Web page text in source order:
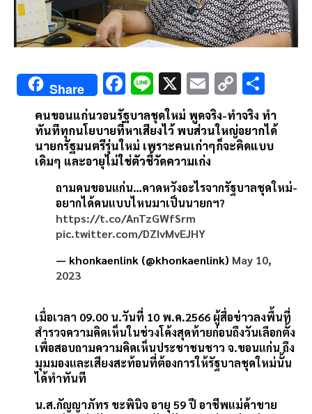
Share F
ac
e
b
o
o
k
Li
n
e
X E
m
ai
l
C
o
py
Li
k
h
ar
e
คนขอนแก่นวอนรัฐบาลชุดใหม่ พูดจริง-ทำจริง ทำ
ทันทีทุกนโยบายที่หาเสียงไว้ พบส่วนใหญ่อยากได้
นายกรัฐมนตรีรุ่นใหม่ เพราะคนเก่าๆก็จะคิดแบบ
เดิมๆ และอายุไม่ใช่ตัวชี้วัดความเก่ง
ถามคนขอนแก่น…คาดหวังอะไรจากรัฐบาลชุดใหม่-
อยากได้คนแบบไหนมาเป็นนายกฯ?
https://t.co/AnTzGWfSrm
pic.twitter.com/DZIvMvEJHY
— khonkaenlink (@khonkaenlink) May 10,
2023
เมื่อเวลา 09.00 น.วันที่ 10 พ.ค.2566 ผู้สื่อข่าวลงพื้นที่
สำรวจความคิดเห็นในช่วงโค้งสุดท้ายก่อนถึงวันเลือกตั้ง
เพื่อสอบถามความคิดเห็นประชาชนชาว จ.ขอนแก่น ถึง
มุมมองและเสียงสะท้อนที่ต้องการให้รัฐบาลชุดใหม่นั้น
ได้ทำทันที
น.ส.กัญญาภัทร ขะพินิจ อายุ 59 ปี อาชีพแม่ค้าขาย